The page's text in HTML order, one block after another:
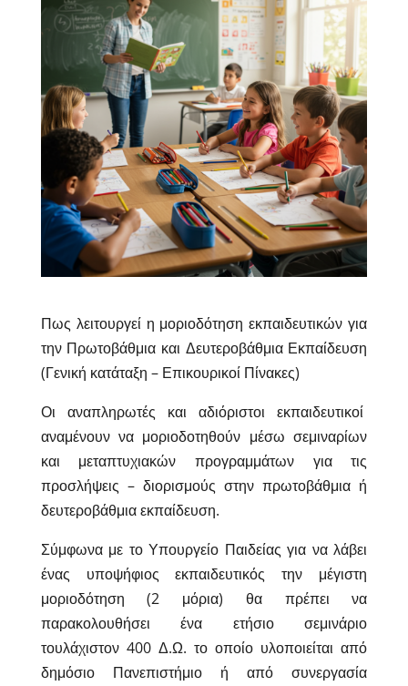
Πως λειτουργεί η μοριοδότηση εκπαιδευτικών για
την Πρωτοβάθμια και Δευτεροβάθμια Εκπαίδευση
(Γενική κατάταξη – Επικουρικοί Πίνακες)
Οι αναπληρωτές και αδιόριστοι εκπαιδευτικοί
αναμένουν να μοριοδοτηθούν μέσω σεμιναρίων
και μεταπτυχιακών προγραμμάτων για τις
προσλήψεις – διορισμούς στην πρωτοβάθμια ή
δευτεροβάθμια εκπαίδευση.
Σύμφωνα με το Υπουργείο Παιδείας για να λάβει
ένας υποψήφιος εκπαιδευτικός την μέγιστη
μοριοδότηση (2 μόρια) θα πρέπει να
παρακολουθήσει ένα ετήσιο σεμινάριο
τουλάχιστον 400 Δ.Ω. το οποίο υλοποιείται από
δημόσιο Πανεπιστήμιο ή από συνεργασία